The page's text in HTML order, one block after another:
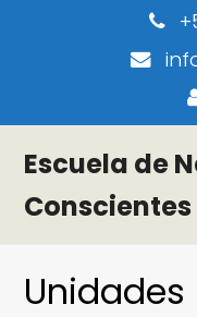
Escuela de
Conscientes
Unidades